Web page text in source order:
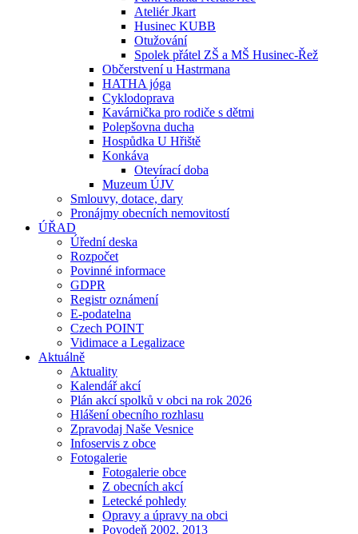
Ateliér Jkart
Husinec KUBB
Otužování
Spolek přátel ZŠ a MŠ Husinec-Řež
Občerstvení u Hastrmana
HATHA jóga
Cyklodoprava
Kavárnička pro rodiče s dětmi
Polepšovna ducha
Hospůdka U Hřiště
Konkáva
Otevírací doba
Muzeum ÚJV
Smlouvy, dotace, dary
Pronájmy obecních nemovitostí
ÚŘAD
Úřední deska
Rozpočet
Povinné informace
GDPR
Registr oznámení
E-podatelna
Czech POINT
Vidimace a Legalizace
Aktuálně
Aktuality
Kalendář akcí
Plán akcí spolků v obci na rok 2026
Hlášení obecního rozhlasu
Zpravodaj Naše Vesnice
Infoservis z obce
Fotogalerie
Fotogalerie obce
Z obecních akcí
Letecké pohledy
Opravy a úpravy na obci
Povodeň 2002, 2013